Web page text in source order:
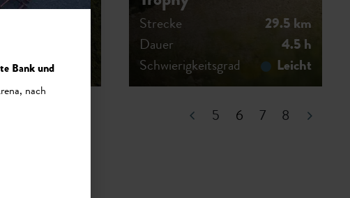
Strecke
29.5 km
Dauer
4.5 h
Schwierigkeitsgrad
Leicht
5 6 7 8
Bank und
nach